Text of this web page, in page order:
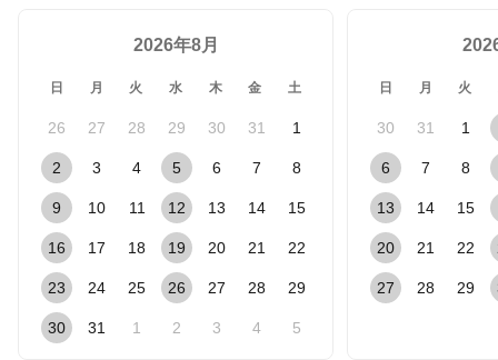
2026年8月
日 月 火 水 木 金 土
26 27 28 29 30 31 1
2 3 4 5 6 7 8
9 10 11 12 13 14 15
16 17 18 19 20 21 22
23 24 25 26 27 28 29
30 31 1 2 3 4 5
日 月 火
30 31 1
6 7 8
13 14 15
20 21 22
27 28 29